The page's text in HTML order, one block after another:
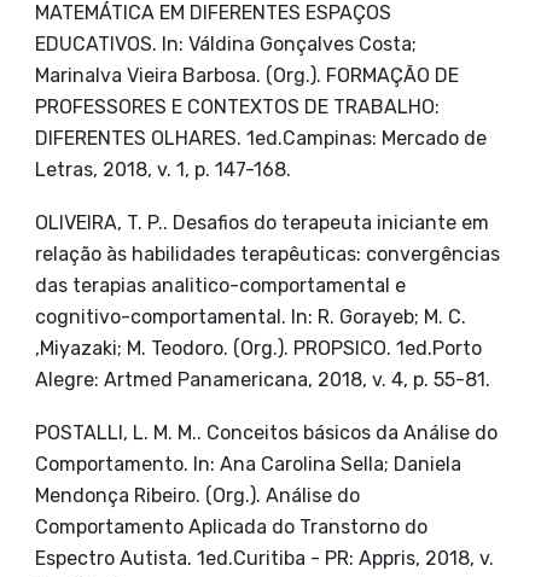
MATEMÁTICA EM DIFERENTES ESPAÇOS
EDUCATIVOS. In: Váldina Gonçalves Costa;
Marinalva Vieira Barbosa. (Org.). FORMAÇÃO DE
PROFESSORES E CONTEXTOS DE TRABALHO:
DIFERENTES OLHARES. 1ed.Campinas: Mercado de
Letras, 2018, v. 1, p. 147-168.
OLIVEIRA, T. P.. Desafios do terapeuta iniciante em
relação às habilidades terapêuticas: convergências
das terapias analitico-comportamental e
cognitivo-comportamental. In: R. Gorayeb; M. C.
,Miyazaki; M. Teodoro. (Org.). PROPSICO. 1ed.Porto
Alegre: Artmed Panamericana, 2018, v. 4, p. 55-81.
POSTALLI, L. M. M.. Conceitos básicos da Análise do
Comportamento. In: Ana Carolina Sella; Daniela
Mendonça Ribeiro. (Org.). Análise do
Comportamento Aplicada do Transtorno do
Espectro Autista. 1ed.Curitiba - PR: Appris, 2018, v.